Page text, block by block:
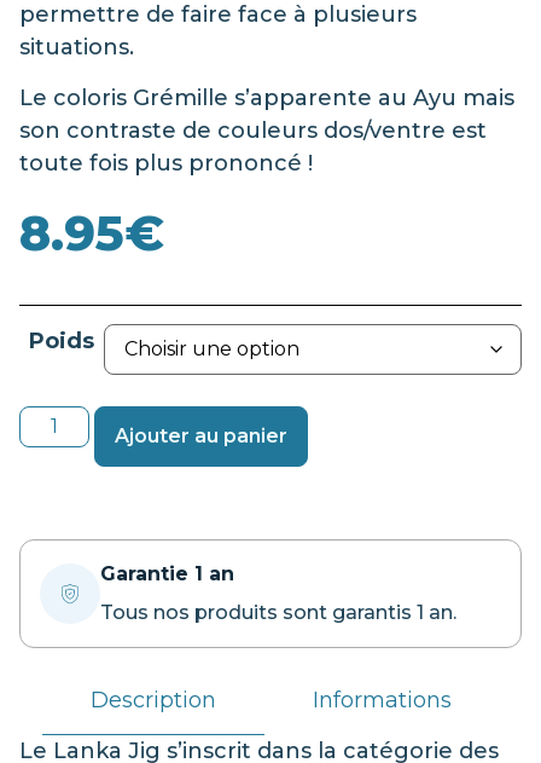
permettre de faire face à plusieurs
situations.
Le coloris Grémille s’apparente au Ayu mais
son contraste de couleurs dos/ventre est
toute fois plus prononcé !
8.95€
Poids
Ajouter au panier
Garantie 1 an
Tous nos produits sont garantis 1 an.
Description
Informations
Le Lanka Jig s’inscrit dans la catégorie des